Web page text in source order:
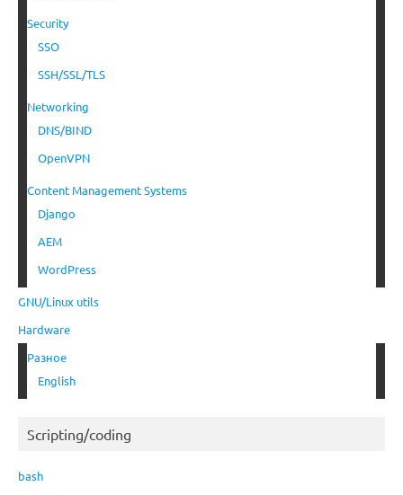
Security
SSO
SSH/SSL/TLS
Networking
DNS/BIND
OpenVPN
Content Management Systems
Django
AEM
WordPress
GNU/Linux utils
Hardware
Разное
English
Scripting/coding
bash